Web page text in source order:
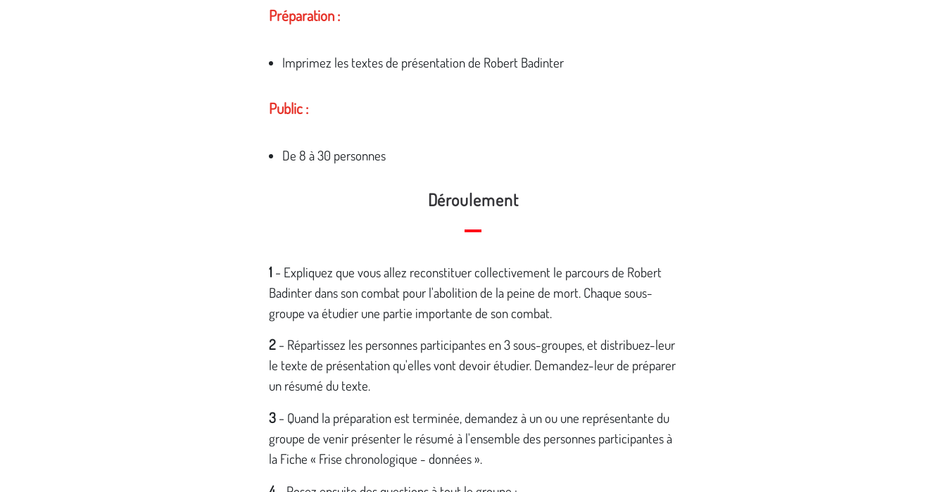
Préparation :
Imprimez les textes de présentation de Robert Badinter
Public :
De 8 à 30 personnes
Déroulement
1- Expliquez que vous allez reconstituer collectivement le parcours de Robert
Badinter dans son combat pour l'abolition de la peine de mort. Chaque sous-
groupe va étudier une partie importante de son combat.
2- Répartissez les personnes participantes en 3 sous-groupes, et distribuez-leur
le texte de présentation qu'elles vont devoir étudier. Demandez-leur de préparer
un résumé du texte.
3- Quand la préparation est terminée, demandez à un ou une représentante du
groupe de venir présenter le résumé à l'ensemble des personnes participantes à
la Fiche « Frise chronologique - données ».